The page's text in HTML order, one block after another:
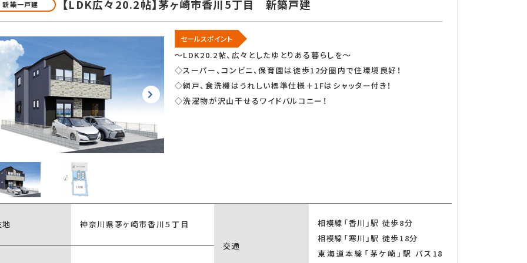
新築一戸建 【LDK広々20.2帖】茅ヶ崎市香川5丁目 新築戸建
セールスポイント
～LDK20.2帖、広々としたゆとりある暮らしを～
◇スーパー、コンビニ、保育園は徒歩12分圏内で住環境良好！
◇網戸、食洗機はうれしい標準仕様＋1Fはシャッター付き！
◇洗濯物が沢山干せるワイドバルコニー！
神奈川県茅ヶ崎市香川５丁目
交通
相模線「香川」駅 徒歩8分
相模線「寒川」駅 徒歩18分
東海道本線「茅ケ崎」駅 バス18